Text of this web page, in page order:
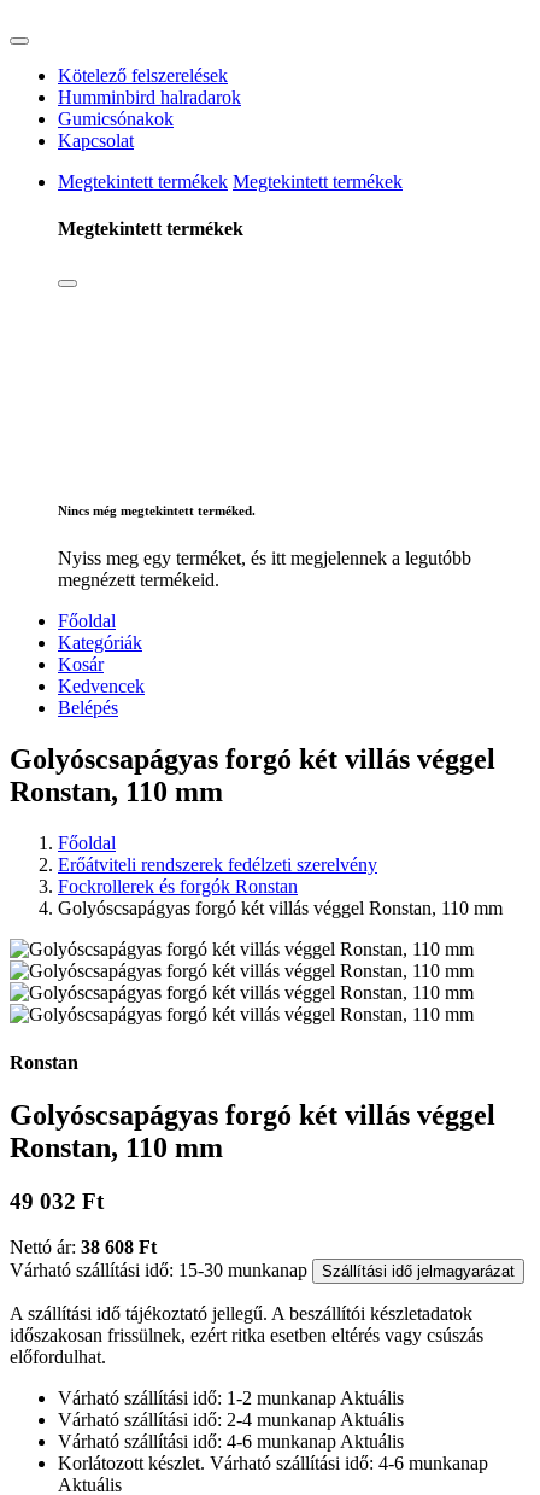
Kötelező felszerelések
Humminbird halradarok
Gumicsónakok
Kapcsolat
Megtekintett termékek Megtekintett termékek
Megtekintett termékek
Nincs még megtekintett terméked.
Nyiss meg egy terméket, és itt megjelennek a legutóbb
megnézett termékeid.
Főoldal
Kategóriák
Kosár
Kedvencek
Belépés
Golyóscsapágyas forgó két villás véggel
Ronstan, 110 mm
Főoldal
Erőátviteli rendszerek fedélzeti szerelvény
Fockrollerek és forgók Ronstan
Golyóscsapágyas forgó két villás véggel Ronstan, 110 mm
Ronstan
Golyóscsapágyas forgó két villás véggel
Ronstan, 110 mm
49 032 Ft
Nettó ár: 38 608 Ft
Várható szállítási idő: 15-30 munkanap
Szállítási idő jelmagyarázat
A szállítási idő tájékoztató jellegű. A beszállítói készletadatok
időszakosan frissülnek, ezért ritka esetben eltérés vagy csúszás
előfordulhat.
Várható szállítási idő: 1-2 munkanapAktuális
Várható szállítási idő: 2-4 munkanapAktuális
Várható szállítási idő: 4-6 munkanapAktuális
Korlátozott készlet. Várható szállítási idő: 4-6 munkanap
Aktuális